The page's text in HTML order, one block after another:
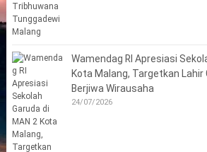
Wamendag RI Apresiasi
Kota Malang, Targetkan Lahir
Berjiwa Wirausaha
24/07/2026